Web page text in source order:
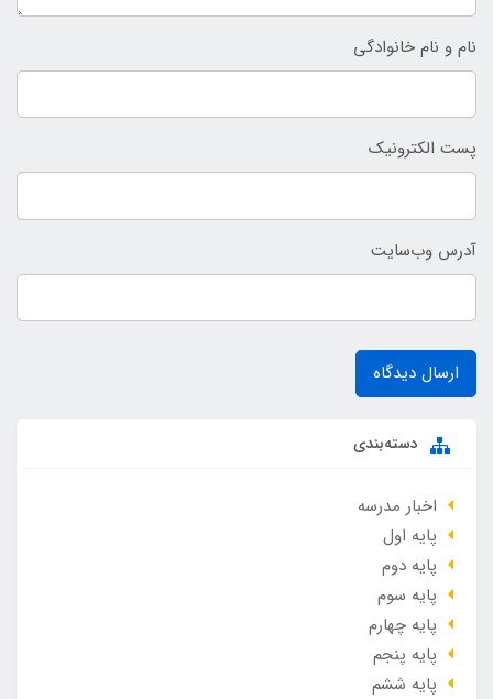
نام و نام خانوادگی
پست الکترونیک
آدرس وب‌سایت
ارسال دیدگاه
دسته‌بندی
اخبار مدرسه
پایه اول
پایه دوم
پایه سوم
پایه چهارم
پایه پنجم
پایه ششم